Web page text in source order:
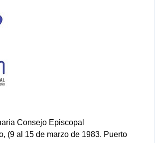
Consejo Episcopal
(9 al 15 de marzo de 1983. Puerto